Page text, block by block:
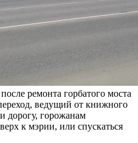
ремонта горбатого моста
ведущий от книжного
дорогу, горожанам
к мэрии, или спускаться